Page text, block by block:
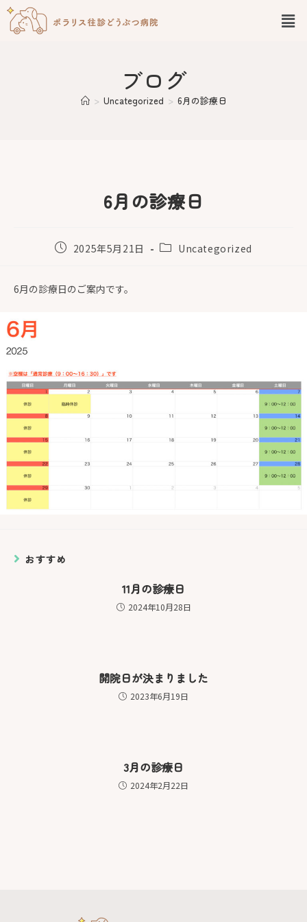
ブログ
> Uncategorized > 6月の診療日
6月の診療日
2025年5月21日 Uncategorized
6月の診療日のご案内です。
おすすめ
11月の診療日
2024年10月28日
開院日が決まりました
2023年6月19日
3月の診療日
2024年2月22日